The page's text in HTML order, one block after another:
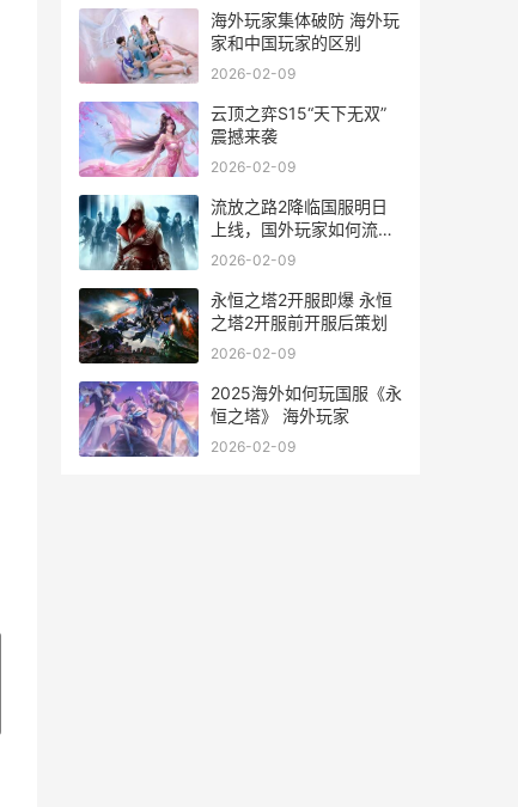
海外玩家集体破防 海外玩
家和中国玩家的区别
2026-02-09
云顶之弈S15“天下无双”
震撼来袭
2026-02-09
流放之路2降临国服明日
上线，国外玩家如何流畅
玩流放之路2降临国服 流
2026-02-09
永恒之塔2开服即爆 永恒
之塔2开服前开服后策划
2026-02-09
2025海外如何玩国服《永
恒之塔》 海外玩家
2026-02-09